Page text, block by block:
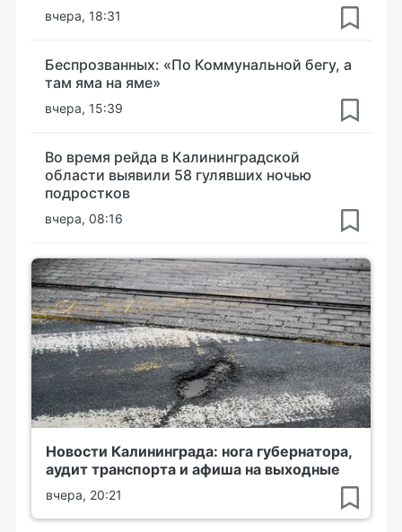
вчера, 18:31
Беспрозванных: «По Коммунальной бегу, а
там яма на яме»
вчера, 15:39
Во время рейда в Калининградской
области выявили 58 гулявших ночью
подростков
вчера, 08:16
Новости Калининграда: нога губернатора,
аудит транспорта и афиша на выходные
вчера, 20:21